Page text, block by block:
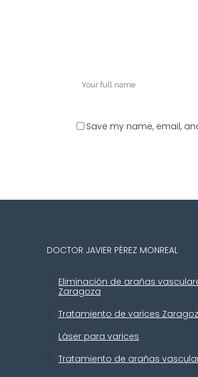
Save my name, email,
DOCTOR JAVIER PÉREZ MONREAL
Eliminación de arañas
Zaragoza
Tratamiento de varices
Láser para varices
Tratamiento de arañas